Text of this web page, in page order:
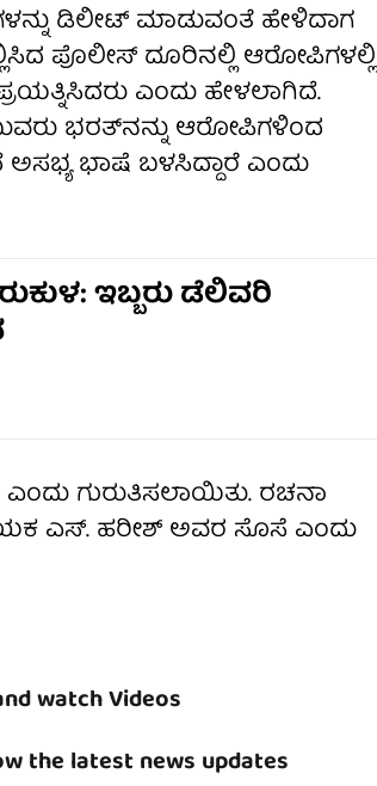
ಡಿಲೀಟ್ ಮಾಡುವಂತೆ ಹೇಳಿದಾಗ
ಪೊಲೀಸ್ ದೂರಿನಲ್ಲಿ ಆರೋಪಿಗಳಲ್ಲಿ
ಎಂದು ಹೇಳಲಾಗಿದೆ.
ಭರತ್‌ನನ್ನು ಆರೋಪಿಗಳಿಂದ
ಭಾಷೆ ಬಳಸಿದ್ದಾರೆ ಎಂದು
ಇಬ್ಬರು ಡೆಲಿವರಿ
ಗುರುತಿಸಲಾಯಿತು. ರಚನಾ
ಎಸ್. ಹರೀಶ್ ಅವರ ಸೊಸೆ ಎಂದು
watch Videos
the latest news updates